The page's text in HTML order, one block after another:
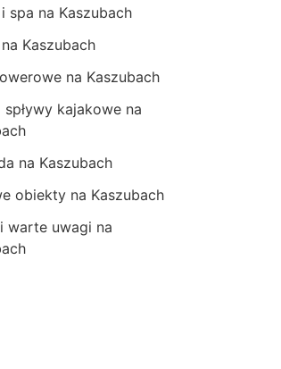
spa na Kaszubach
Kaszubach
na Kaszubach
spływy kajakowe na
na Kaszubach
obiekty na Kaszubach
warte uwagi na